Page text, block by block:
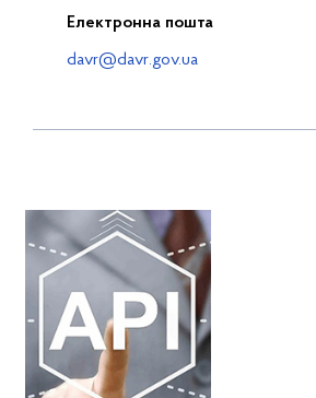
Електронна пошта
davr@davr.gov.ua